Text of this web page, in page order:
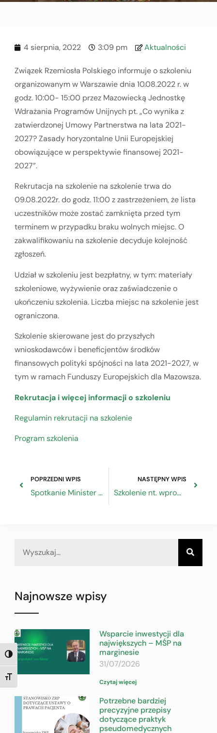
TOGGLE HIGH CONTRAST
TOGGLE FONT SIZE
4 sierpnia, 2022 3:09 pm Aktualności
Związek Rzemiosła Polskiego informuje o szkoleniu
organizowanym w Warszawie dnia 10.08.2022 r. w
godz. 10:00- 15:00 przez Mazowiecką Jednostkę
Wdrażania Programów Unijnych pt. „Co wynika z
zatwierdzonej Umowy Partnerstwa na lata 2021-
2027? Zasady horyzontalne Unii Europejskiej
obowiązujące w perspektywie finansowej 2021-
2027”.
Rekrutacja na szkolenie na szkolenie trwa do
09.08.2022r. do godz. 11:00 z zastrzeżeniem, że lista
uczestników może zostać zamknięta przed tym
terminem w przypadku braku wolnych miejsc. O
zakwalifikowaniu na szkolenie decyduje kolejność
zgłoszeń.
Udział w szkoleniu jest bezpłatny, w tym: materiały
szkoleniowe, wyżywienie oraz zaświadczenie o
ukończeniu szkolenia. Liczba miejsc na szkolenie jest
ograniczona.
Szkolenie skierowane jest do przyszłych
wnioskodawców i beneficjentów środków
finansowych polityki spójności na lata 2021-2027, w
tym w ramach Funduszy Europejskich dla Mazowsza.
Rekrutacja i więcej informacji o szkoleniu
Regulamin rekrutacji na szkolenie
Program szkolenia
POPRZEDNI WPIS
Spotkanie Minister Semeniuk z przedstawicielami organizacji rzemiosła z regionu Warmii i Mazur
NASTĘPNY WPIS
Szkolenie nt. wprowadzenia do programu Funduszy Europejskich dla Mazowsza 2021-2027, Warszawa 17.08.2022 r.
Najnowsze wpisy
Wsparcie inwestycji dla
największych – MŚP na
marginesie
31/07/2026
Czytaj więcej
Potrzebne bardziej
precyzyjne przepisy
dotyczące praktyk
pseudomedycznych